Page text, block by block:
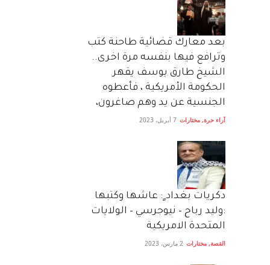
بعد معارك قضائية طاحنة كتب
وترافع فيها بنفسه مرة اخرى..
الشيخ طارق يوسف يقهر
الحكومة الأمريكية ، فأعطوه
الجنسية عن يد وهم صاغرون،
آراء حرة, مختارات 7 أبريل، 2023
دكريات بغداد ٍ: عاشها وكتبها
:وليد رباح – نيوجرسي – الولايات
المتحدة الامريكية
القصة, مختارات 2 مارس، 2023